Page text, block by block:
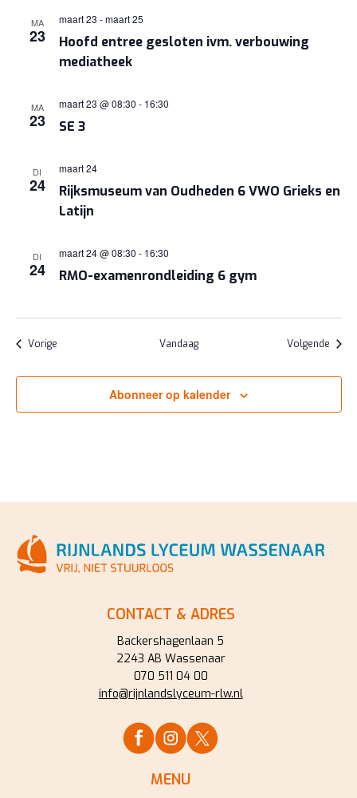
MA
23
Hoofd entree gesloten ivm. verbouwing
mediatheek
maart 23 -maart 25
MA
23 SE 3
maart 23 @ 08:30 - 16:30
DI
24
Rijksmuseum van Oudheden 6 VWO Grieks en
Latijn
maart 24
DI
24 RMO-examenrondleiding 6 gym
maart 24 @ 08:30 - 16:30
VorigeEvenementen Vandaag Volgende
Abonneer op kalender
CONTACT & ADRES
Backershagenlaan 5
2243 AB Wassenaar
070 511 04 00
info@rijnlandslyceum-rlw.nl
MENU